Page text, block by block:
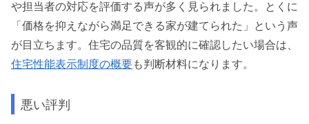
や担当者の対応を評価する声が多く見られました。とくに
「価格を抑えながら満足できる家が建てられた」という声
が目立ちます。住宅の品質を客観的に確認したい場合は、
住宅性能表示制度の概要も判断材料になります。
悪い評判